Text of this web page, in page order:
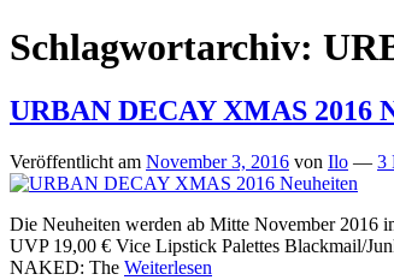
Schlagwortarchiv:
URBAN DECAY XMAS 2016
Veröffentlicht am November 3, 2016 von Ilo — 3
Die Neuheiten werden ab Mitte November 2016
UVP 19,00 € Vice Lipstick Palettes Blackmail/
NAKED: The Weiterlesen